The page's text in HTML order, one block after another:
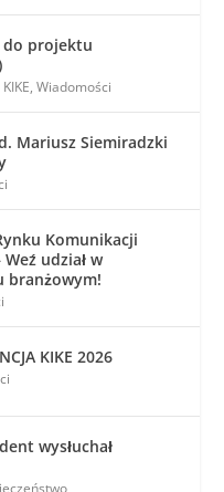
do projektu
,Wiadomości
Mariusz Siemiradzki
Komunikacji
udział w
branżowym!
KIKE 2026
wysłuchał